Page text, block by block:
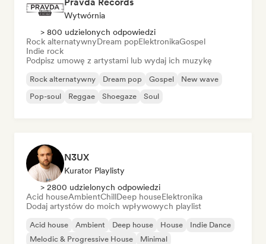
Wytwórnia
> 800 udzielonych odpowiedzi
Rock alternatywnyDream popElektronikaGospel
Indie rock
Podpisz umowę z artystami lub wydaj ich muzykę
Rock alternatywny Dream pop Gospel
New wave
Pop-soul
Reggae Shoegaze Soul
N3UX
Kurator Playlisty
> 2800 udzielonych odpowiedzi
Acid houseAmbientChillDeep houseElektronika
Dodaj artystów do moich wpływowych playlist
Acid house Ambient Deep house House
Indie Dance
Melodic & Progressive House
Minimal